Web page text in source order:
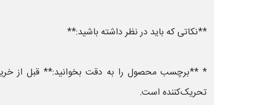
**نکاتی که باید در نظر داشته باشید:**
* **برچسب محصول را به دقت بخوانید:** قبل از
تحریک‌کننده است.